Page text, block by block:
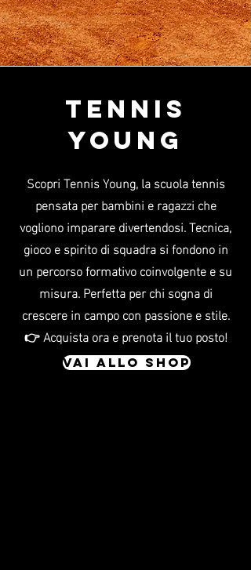
TENNIS
YOUNG
Scopri Tennis Young, la scuola tennis
pensata per bambini e ragazzi che
vogliono imparare divertendosi. Tecnica,
gioco e spirito di squadra si fondono in
un percorso formativo coinvolgente e su
misura. Perfetta per chi sogna di
crescere in campo con passione e stile.
👉 Acquista ora e prenota il tuo posto!
VAI ALLO SHOP